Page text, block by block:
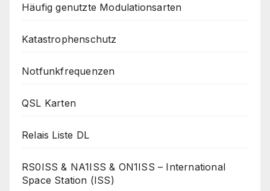
Häufig genutzte Modulationsarten
Katastrophenschutz
Notfunkfrequenzen
QSL Karten
Relais Liste DL
RS0ISS & NA1ISS & ON1ISS – International
Space Station (ISS)